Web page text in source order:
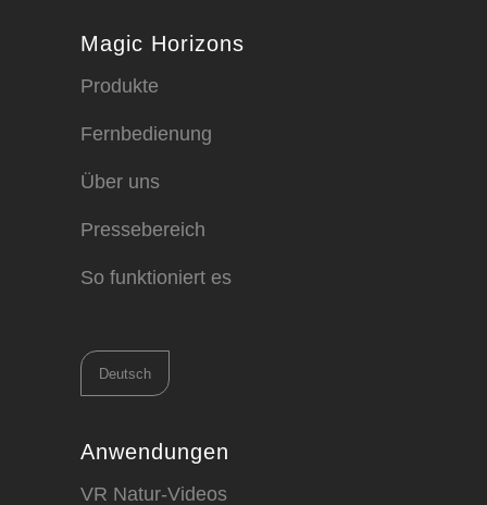
Magic Horizons
Produkte
Fernbedienung
Über uns
Pressebereich
So funktioniert es
Sprache
auswählen
Anwendungen
VR Natur-Videos